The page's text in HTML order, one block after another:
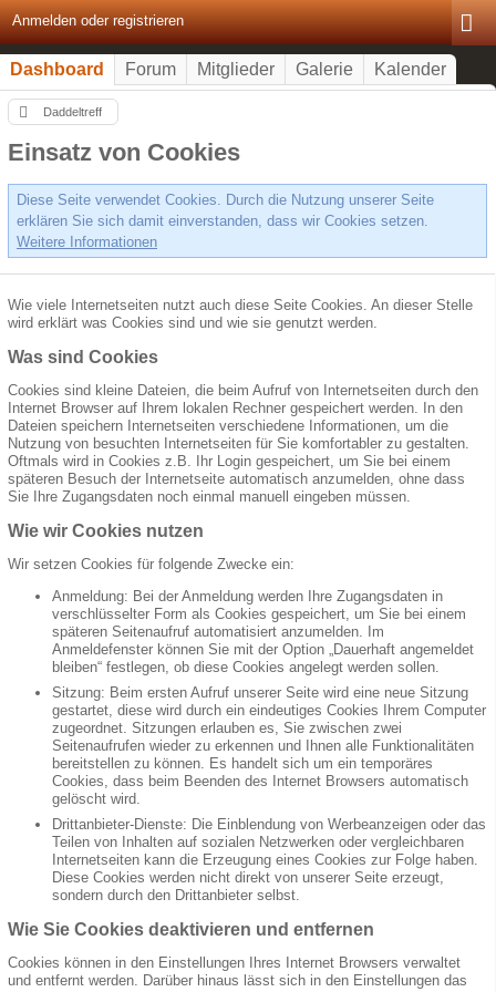
Anmelden oder registrieren
Dashboard Forum Mitglieder Galerie Kalender
Daddeltreff
Einsatz von Cookies
Diese Seite verwendet Cookies. Durch die Nutzung unserer Seite
erklären Sie sich damit einverstanden, dass wir Cookies setzen.
Weitere Informationen
Wie viele Internetseiten nutzt auch diese Seite Cookies. An dieser Stelle
wird erklärt was Cookies sind und wie sie genutzt werden.
Was sind Cookies
Cookies sind kleine Dateien, die beim Aufruf von Internetseiten durch den
Internet Browser auf Ihrem lokalen Rechner gespeichert werden. In den
Dateien speichern Internetseiten verschiedene Informationen, um die
Nutzung von besuchten Internetseiten für Sie komfortabler zu gestalten.
Oftmals wird in Cookies z.B. Ihr Login gespeichert, um Sie bei einem
späteren Besuch der Internetseite automatisch anzumelden, ohne dass
Sie Ihre Zugangsdaten noch einmal manuell eingeben müssen.
Wie wir Cookies nutzen
Wir setzen Cookies für folgende Zwecke ein:
Anmeldung: Bei der Anmeldung werden Ihre Zugangsdaten in
verschlüsselter Form als Cookies gespeichert, um Sie bei einem
späteren Seitenaufruf automatisiert anzumelden. Im
Anmeldefenster können Sie mit der Option „Dauerhaft angemeldet
bleiben“ festlegen, ob diese Cookies angelegt werden sollen.
Sitzung: Beim ersten Aufruf unserer Seite wird eine neue Sitzung
gestartet, diese wird durch ein eindeutiges Cookies Ihrem Computer
zugeordnet. Sitzungen erlauben es, Sie zwischen zwei
Seitenaufrufen wieder zu erkennen und Ihnen alle Funktionalitäten
bereitstellen zu können. Es handelt sich um ein temporäres
Cookies, dass beim Beenden des Internet Browsers automatisch
gelöscht wird.
Drittanbieter-Dienste: Die Einblendung von Werbeanzeigen oder das
Teilen von Inhalten auf sozialen Netzwerken oder vergleichbaren
Internetseiten kann die Erzeugung eines Cookies zur Folge haben.
Diese Cookies werden nicht direkt von unserer Seite erzeugt,
sondern durch den Drittanbieter selbst.
Wie Sie Cookies deaktivieren und entfernen
Cookies können in den Einstellungen Ihres Internet Browsers verwaltet
und entfernt werden. Darüber hinaus lässt sich in den Einstellungen das